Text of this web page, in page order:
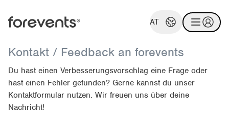
AT
Kontakt / Feedback an forevents
Du hast einen Verbesserungsvorschlag eine Frage oder
hast einen Fehler gefunden? Gerne kannst du unser
Kontaktformular nutzen. Wir freuen uns über deine
Nachricht!